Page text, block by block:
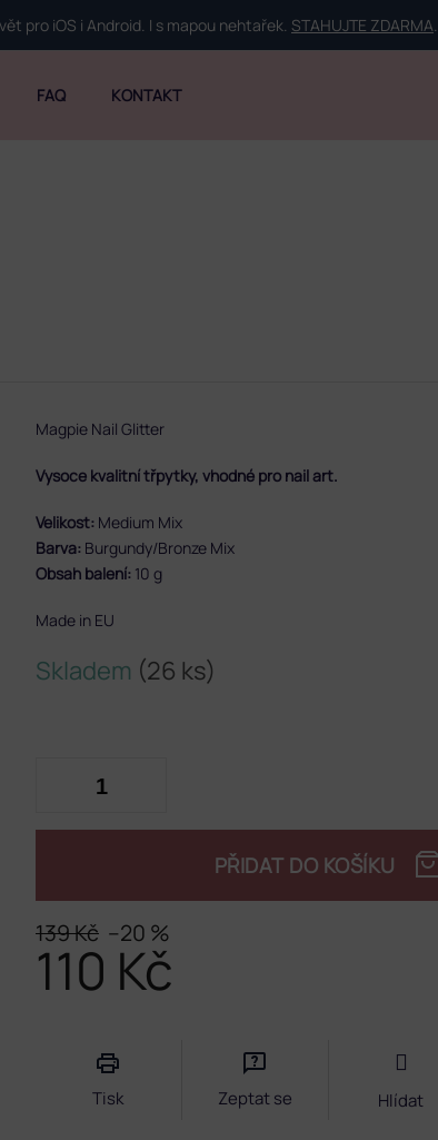
pro iOS i Android. I s mapou nehtařek. STAHUJTE ZDARMA.
FAQ KONTAKT
139 Kč –20 %
110 Kč
Skladem (26 ks)
PŘIDAT DO KOŠÍKU
Magpie Nail Glitter
Vysoce kvalitní třpytky, vhodné pro nail art.
Velikost: Medium Mix
Barva: Burgundy/Bronze Mix
Obsah balení: 10 g
Made in EU
Tisk Zeptat se Hlídat